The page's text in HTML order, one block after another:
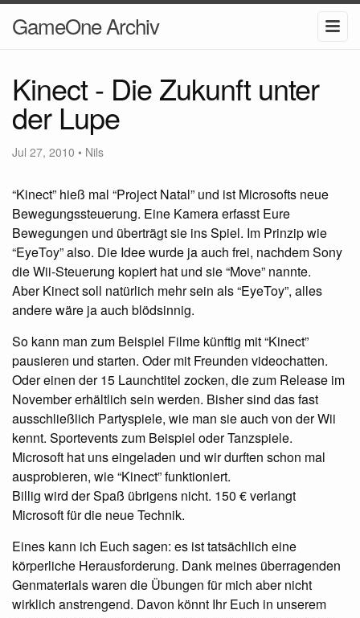
GameOne Archiv
Kinect - Die Zukunft unter
der Lupe
Jul 27, 2010 • Nils
“Kinect” hieß mal “Project Natal” und ist Microsofts neue
Bewegungssteuerung. Eine Kamera erfasst Eure
Bewegungen und überträgt sie ins Spiel. Im Prinzip wie
“EyeToy” also. Die Idee wurde ja auch frei, nachdem Sony
die Wii-Steuerung kopiert hat und sie “Move” nannte.
Aber Kinect soll natürlich mehr sein als “EyeToy”, alles
andere wäre ja auch blödsinnig.
So kann man zum Beispiel Filme künftig mit “Kinect”
pausieren und starten. Oder mit Freunden videochatten.
Oder einen der 15 Launchtitel zocken, die zum Release im
November erhältlich sein werden. Bisher sind das fast
ausschließlich Partyspiele, wie man sie auch von der Wii
kennt. Sportevents zum Beispiel oder Tanzspiele.
Microsoft hat uns eingeladen und wir durften schon mal
ausprobieren, wie “Kinect” funktioniert.
Billig wird der Spaß übrigens nicht. 150 € verlangt
Microsoft für die neue Technik.
Eines kann ich Euch sagen: es ist tatsächlich eine
körperliche Herausforderung. Dank meines überragenden
Genmaterials waren die Übungen für mich aber nicht
wirklich anstrengend. Davon könnt Ihr Euch in unserem